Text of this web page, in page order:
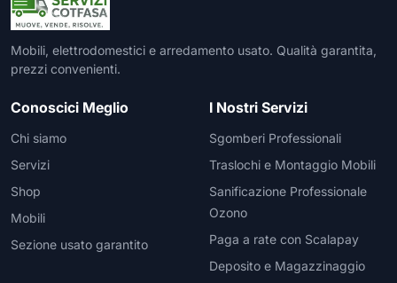
Mobili, elettrodomestici e arredamento usato. Qualità garantita,
prezzi convenienti.
Conoscici Meglio
Chi siamo
Servizi
Shop
Mobili
Sezione usato garantito
I Nostri Servizi
Sgomberi Professionali
Traslochi e Montaggio Mobili
Sanificazione Professionale
Ozono
Paga a rate con Scalapay
Deposito e Magazzinaggio